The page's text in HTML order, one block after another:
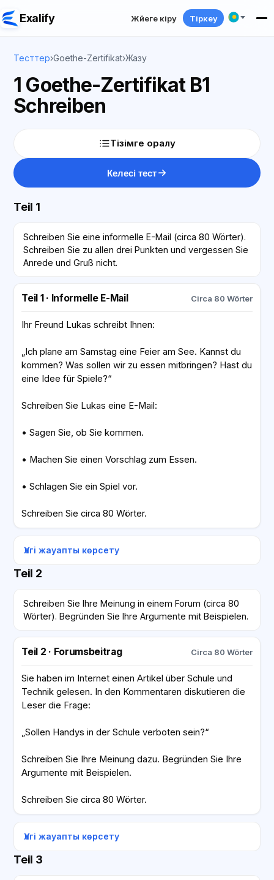
Exalify Жүйеге кіру Тіркеу
Тесттер›Goethe-Zertifikat›Жазу
1 Goethe-Zertifikat B1
Schreiben
Тізімге оралу
Келесі тест
Teil 1
Schreiben Sie eine informelle E-Mail (circa 80 Wörter).
Schreiben Sie zu allen drei Punkten und vergessen Sie
Anrede und Gruß nicht.
Teil 1 · Informelle E-Mail Circa 80 Wörter
Ihr Freund Lukas schreibt Ihnen:
„Ich plane am Samstag eine Feier am See. Kannst du
kommen? Was sollen wir zu essen mitbringen? Hast du
eine Idee für Spiele?“
Schreiben Sie Lukas eine E-Mail:
• Sagen Sie, ob Sie kommen.
• Machen Sie einen Vorschlag zum Essen.
• Schlagen Sie ein Spiel vor.
Schreiben Sie circa 80 Wörter.
Үлгі жауапты көрсету
Teil 2
Schreiben Sie Ihre Meinung in einem Forum (circa 80
Wörter). Begründen Sie Ihre Argumente mit Beispielen.
Teil 2 · Forumsbeitrag Circa 80 Wörter
Sie haben im Internet einen Artikel über Schule und
Technik gelesen. In den Kommentaren diskutieren die
Leser die Frage:
„Sollen Handys in der Schule verboten sein?“
Schreiben Sie Ihre Meinung dazu. Begründen Sie Ihre
Argumente mit Beispielen.
Schreiben Sie circa 80 Wörter.
Үлгі жауапты көрсету
Teil 3